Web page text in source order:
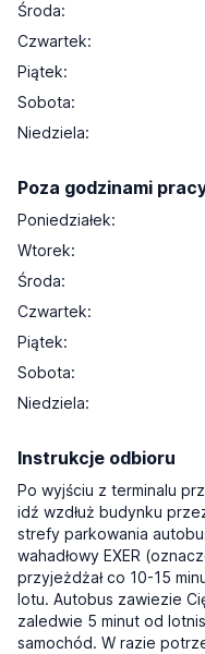
Środa:
Czwartek:
Piątek:
Sobota:
Niedziela:
Poza godzinami
Poniedziałek:
Wtorek:
Środa:
Czwartek:
Piątek:
Sobota:
Niedziela:
Instrukcje odbioru
Po wyjściu z terminalu
idź wzdłuż budynku
strefy parkowania
wahadłowy EXER
przyjeżdżał co 10-15
lotu. Autobus zawiezie
zaledwie 5 minut od
samochód. W razie